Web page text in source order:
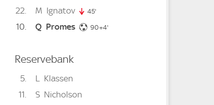
22
M Ignatov 45'
10 Q Promes 90+4'
Reservebank
5 L Klassen
11
S Nicholson